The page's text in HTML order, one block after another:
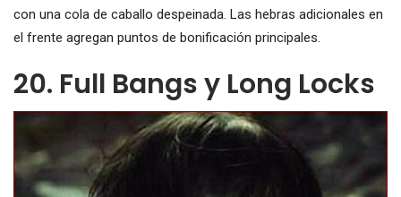
con una cola de caballo despeinada. Las hebras adicionales en
el frente agregan puntos de bonificación principales.
20. Full Bangs y Long Locks